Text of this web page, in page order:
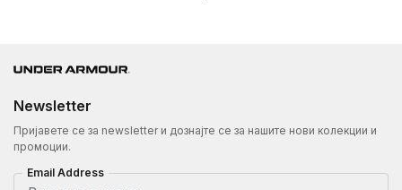
Newsletter
Пријавете се за newsletter и дознајте се за нашите нови колекции и
промоции.
Email Address